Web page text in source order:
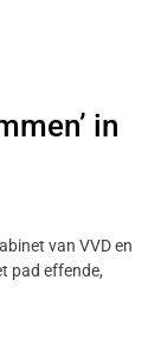
in
van VVD en
pad effende,